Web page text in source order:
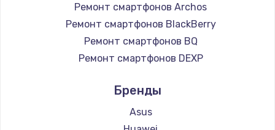
Установка драйверов
875 руб.
Заказать
Замена вебкамеры
1490 руб.
Заказать
Ремонт смартфонов Archos
Ремонт смартфонов BlackBerry
Ремонт смартфонов BQ
Ремонт смартфонов DEXP
Ремонт смартфонов Ginzzu
Ремонт смартфонов Highscreen
Ремонт смартфонов Irbis
Бренды
Asus